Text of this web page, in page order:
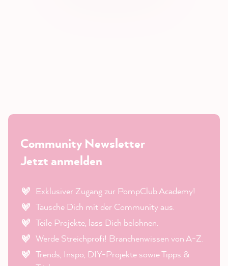
Community Newsletter
Jetzt anmelden
Exklusiver Zugang zur PompClub Academy!
Tausche Dich mit der Community aus.
Teile Projekte, lass Dich belohnen.
Werde Streichprofi! Branchenwissen von A-Z.
Trends, Inspo, DIY-Projekte sowie Tipps &